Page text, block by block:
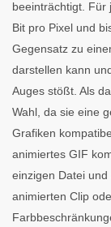
beeinträchtigt. Für
Bit pro Pixel und
Gegensatz zu
darstellen kann
Auges stößt. Als
Wahl, da sie eine
Grafiken
animiertes GIF
einzigen Datei
animierten Clip